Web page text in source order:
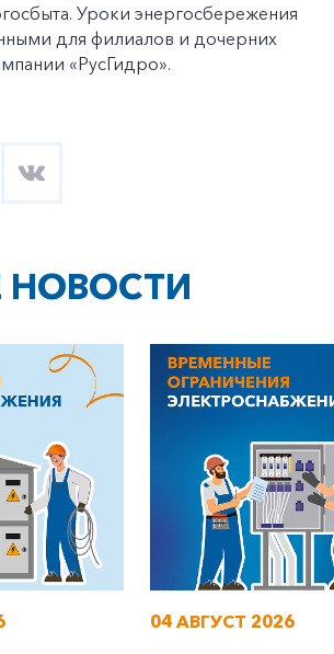
24-57
клиентам
Уроки энергосбережения
для филиалов и дочерних
«РусГидро».
НОВОСТИ
04 АВГУСТ 2026